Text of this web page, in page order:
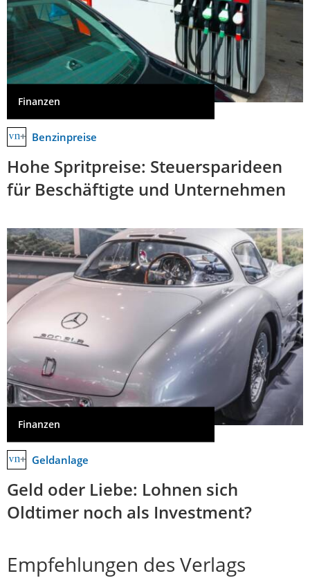
Finanzen
Benzinpreise
Hohe Spritpreise: Steuersparideen
für Beschäftigte und Unternehmen
Finanzen
Geldanlage
Geld oder Liebe: Lohnen sich
Oldtimer noch als Investment?
Empfehlungen des Verlags